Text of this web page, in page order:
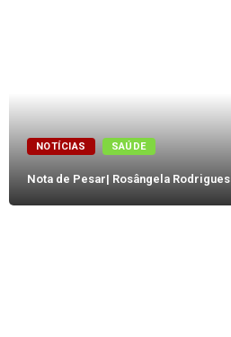
NOTÍCIAS SAÚDE
Nota de Pesar| Rosângela Rodrigues